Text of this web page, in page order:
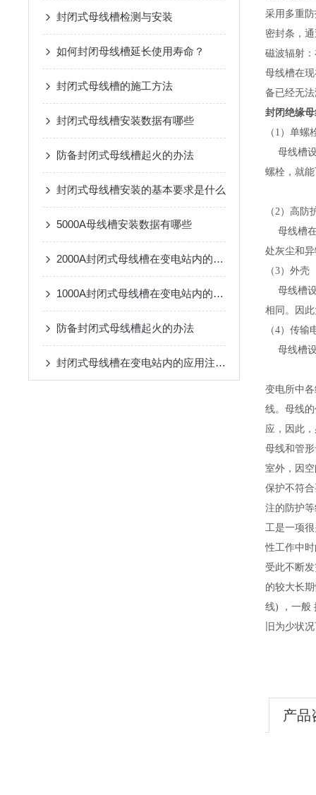
封闭式母线槽检测与安装
如何封闭母线槽延长使用寿命？
封闭式母线槽的施工方法
封闭式母线槽安装数据有哪些
防备封闭式母线槽起火的办法
封闭式母线槽安装的基本要求是什么
5000A母线槽安装数据有哪些
2000A封闭式母线槽在变电站内的应用注意事项
1000A封闭式母线槽在变电站内的应用注意事项
防备封闭式母线槽起火的办法
封闭式母线槽在变电站内的应用注意事项
采用多重
密封条，
磁波辐射
母线槽在
备已经无
封闭绝缘
（1）单螺
母线槽设
螺栓，就
（2）高防
母线槽在
处灰尘和
（3）外壳
母线槽设
相同。因
（4）传输
母线槽设
变电所中
线。母线
应，因此
母线和管
室外，因
保护不符
注的防护
工是一项
性工作中
受此不断
的较大长
线) ，一般
旧为少状
产品